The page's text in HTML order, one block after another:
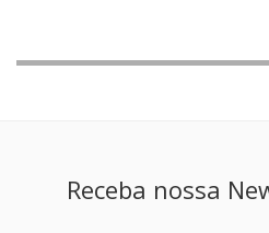
Receba nossa